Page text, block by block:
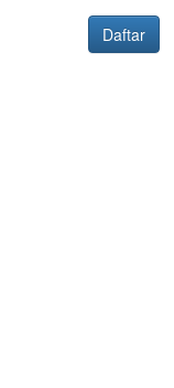
Daftar